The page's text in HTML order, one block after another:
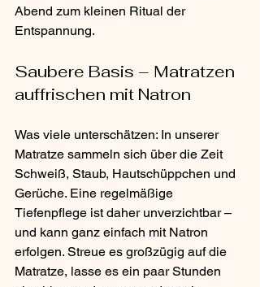
Abend zum kleinen Ritual der
Entspannung.
Saubere Basis – Matratzen
auffrischen mit Natron
Was viele unterschätzen: In unserer
Matratze sammeln sich über die Zeit
Schweiß, Staub, Hautschüppchen und
Gerüche. Eine regelmäßige
Tiefenpflege ist daher unverzichtbar –
und kann ganz einfach mit Natron
erfolgen. Streue es großzügig auf die
Matratze, lasse es ein paar Stunden